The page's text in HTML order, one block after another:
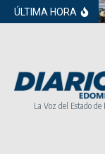
Saltar al contenido
ÚLTIMA HORA
La Voz del Estado de